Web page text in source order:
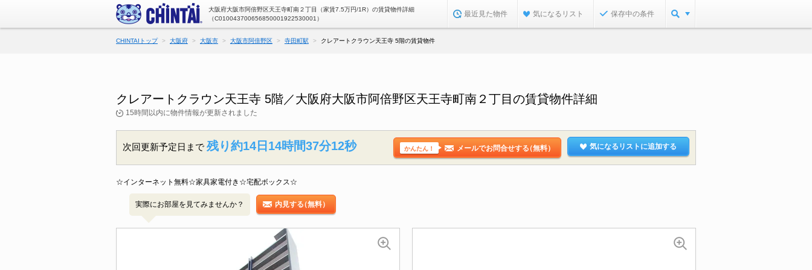
大阪府大阪市阿倍野区天王寺町南２丁目（家賃7.5万円/1R）の賃貸物件詳細
（C010043700656850001922530001）
最近見た物件 気になるリスト 保存中の条件
CHINTAIトップ 大阪府 大阪市 大阪市阿倍野区 寺田町駅 クレアートクラウン天王寺 5階の賃貸物件
クレアートクラウン天王寺 5階／大阪府大阪市阿倍野区天王寺町南２丁目の賃貸物件詳細
15時間以内に物件情報が更新されました
次回更新予定日まで 残り約14日14時間37分11秒 かんたん！ メールでお問合せする（無料） 気になるリストに追加する
☆インターネット無料☆家具家電付き☆宅配ボックス☆
実際にお部屋を見てみませんか？ 内見する（無料）